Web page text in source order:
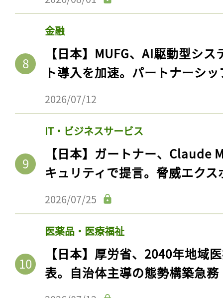
金融
【日本】MUFG、AI駆動型シ
ト導入を加速。パートナーシ
2026/07/12
IT・ビジネスサービス
【日本】ガートナー、Claude
キュリティで提言。脅威エク
2026/07/25
医薬品・医療福祉
【日本】厚労省、2040年地域
表。自治体主導の態勢構築急務